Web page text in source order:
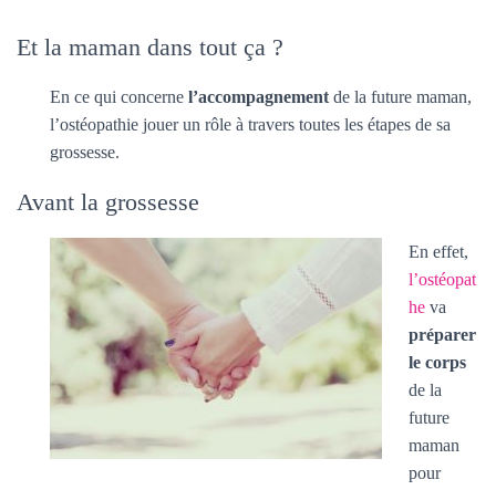
Et la maman dans tout ça ?
En ce qui concerne l’accompagnement de la future maman,
l’ostéopathie jouer un rôle à travers toutes les étapes de sa
grossesse.
Avant la grossesse
En effet,
l’ostéopat
he va
préparer
le corps
de la
future
maman
pour